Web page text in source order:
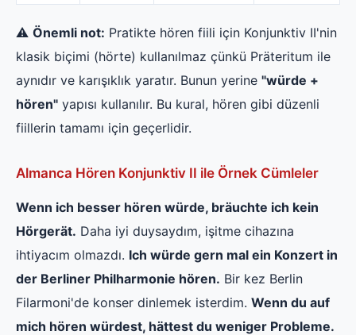
⚠️ Önemli not: Pratikte hören fiili için Konjunktiv II'nin
klasik biçimi (hörte) kullanılmaz çünkü Präteritum ile
aynıdır ve karışıklık yaratır. Bunun yerine "würde +
hören" yapısı kullanılır. Bu kural, hören gibi düzenli
fiillerin tamamı için geçerlidir.
Almanca Hören Konjunktiv II ile Örnek Cümleler
Wenn ich besser hören würde, bräuchte ich kein
Hörgerät. Daha iyi duysaydım, işitme cihazına
ihtiyacım olmazdı. Ich würde gern mal ein Konzert in
der Berliner Philharmonie hören. Bir kez Berlin
Filarmoni'de konser dinlemek isterdim. Wenn du auf
mich hören würdest, hättest du weniger Probleme.